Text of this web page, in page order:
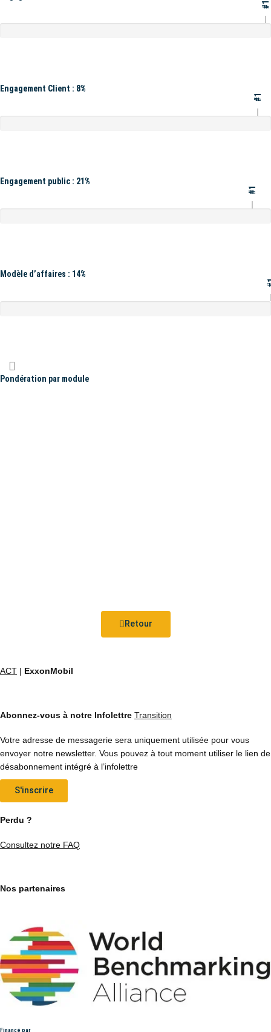
#1
Engagement Client : 8%
#1
Engagement public : 21%
#1
Modèle d’affaires : 14%
Pondération par module
Retour
ACT | ExxonMobil
Abonnez-vous à notre Infolettre Transition
Votre adresse de messagerie sera uniquement utilisée pour vous
envoyer notre newsletter. Vous pouvez à tout moment utiliser le lien de
désabonnement intégré à l’infolettre
S'inscrire
Perdu ?
Consultez notre FAQ
Nos partenaires
Financé par